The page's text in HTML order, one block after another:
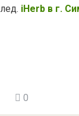
iHerb в г.
0